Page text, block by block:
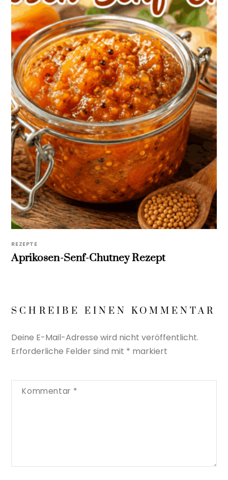
REZEPTE
Aprikosen-Senf-Chutney Rezept
SCHREIBE EINEN KOMMENTAR
Deine E-Mail-Adresse wird nicht veröffentlicht.
Erforderliche Felder sind mit * markiert
Kommentar *